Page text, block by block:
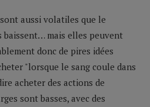
aussi volatiles que le
baissent… mais elles peuvent
donc de pires idées
"lorsque le sang coule dans
acheter des actions de
sont basses, avec des